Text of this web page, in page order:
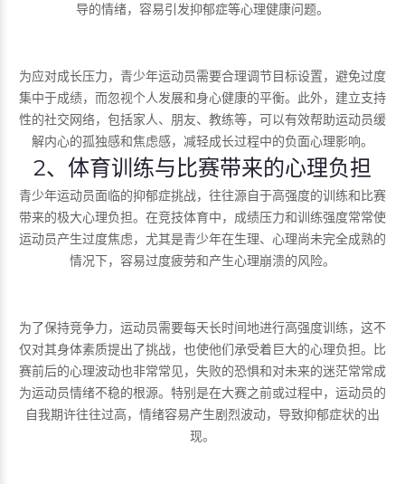
导的情绪，容易引发抑郁症等心理健康问题。
为应对成长压力，青少年运动员需要合理调节目标设置，避免过度
集中于成绩，而忽视个人发展和身心健康的平衡。此外，建立支持
性的社交网络，包括家人、朋友、教练等，可以有效帮助运动员缓
解内心的孤独感和焦虑感，减轻成长过程中的负面心理影响。
2、体育训练与比赛带来的心理负担
青少年运动员面临的抑郁症挑战，往往源自于高强度的训练和比赛
带来的极大心理负担。在竞技体育中，成绩压力和训练强度常常使
运动员产生过度焦虑，尤其是青少年在生理、心理尚未完全成熟的
情况下，容易过度疲劳和产生心理崩溃的风险。
为了保持竞争力，运动员需要每天长时间地进行高强度训练，这不
仅对其身体素质提出了挑战，也使他们承受着巨大的心理负担。比
赛前后的心理波动也非常常见，失败的恐惧和对未来的迷茫常常成
为运动员情绪不稳的根源。特别是在大赛之前或过程中，运动员的
自我期许往往过高，情绪容易产生剧烈波动，导致抑郁症状的出
现。